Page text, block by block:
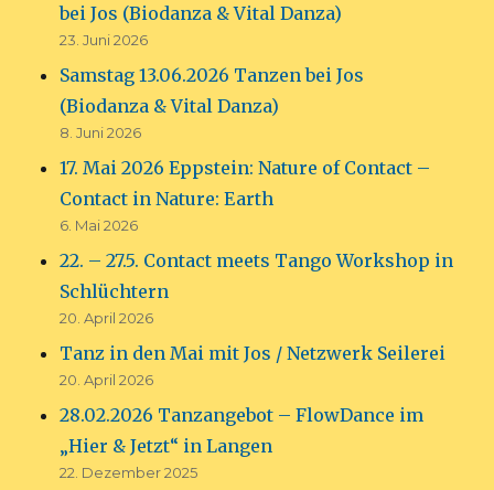
bei Jos (Biodanza & Vital Danza)
23. Juni 2026
Samstag 13.06.2026 Tanzen bei Jos
(Biodanza & Vital Danza)
8. Juni 2026
17. Mai 2026 Eppstein: Nature of Contact –
Contact in Nature: Earth
6. Mai 2026
22. – 27.5. Contact meets Tango Workshop in
Schlüchtern
20. April 2026
Tanz in den Mai mit Jos / Netzwerk Seilerei
20. April 2026
28.02.2026 Tanzangebot – FlowDance im
„Hier & Jetzt“ in Langen
22. Dezember 2025